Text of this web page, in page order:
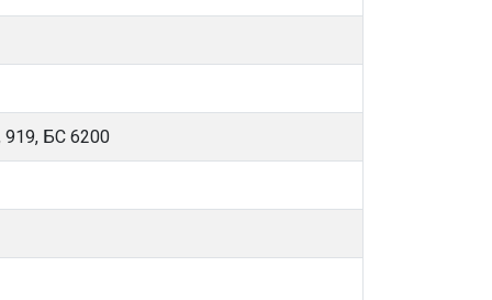
919, БС 6200